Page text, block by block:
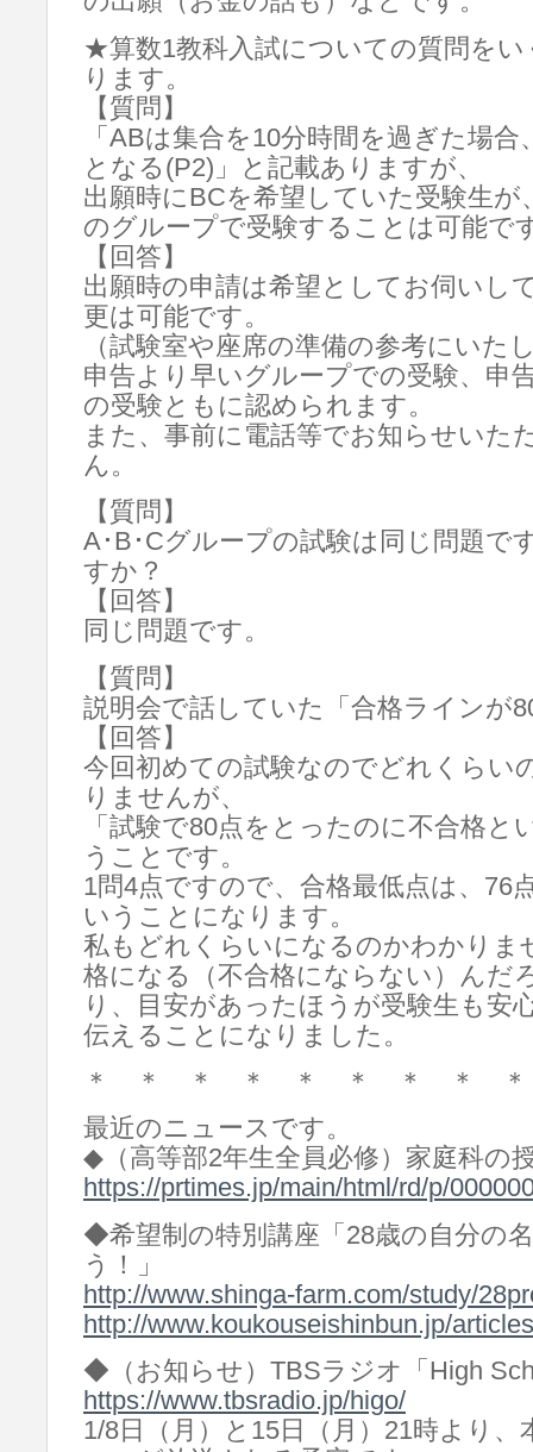
★算数1教科入試についての質問を
ります。
【質問】
「ABは集合を10分時間を過ぎた場
となる(P2)」と記載ありますが、
出願時にBCを希望していた受験生
のグループで受験することは可能で
【回答】
出願時の申請は希望としてお伺いし
更は可能です。
（試験室や座席の準備の参考にいた
申告より早いグループでの受験、申
の受験ともに認められます。
また、事前に電話等でお知らせいた
ん。
【質問】
A･B･Cグループの試験は同じ問題で
すか？
【回答】
同じ問題です。
【質問】
説明会で話していた「合格ラインが
【回答】
今回初めての試験なのでどれくらい
りませんが、
「試験で80点をとったのに不合格
うことです。
1問4点ですので、合格最低点は、76
いうことになります。
私もどれくらいになるのかわかりま
格になる（不合格にならない）んだ
り、目安があったほうが受験生も安
伝えることになりました。
＊ ＊ ＊ ＊ ＊ ＊ ＊ ＊
最近のニュースです。
◆（高等部2年生全員必修）家庭科の
https://prtimes.jp/main/html/rd/p/
◆希望制の特別講座「28歳の自分の
う！」
http://www.shinga-farm.com/study/
http://www.koukouseishinbun.jp/
◆（お知らせ）TBSラジオ「High
https://www.tbsradio.jp/higo/
1/8日（月）と15日（月）21時より